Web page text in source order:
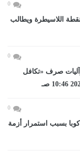
0
اللاسيطرة ويطالب
0
موعد وآليات صرف «تكافل
0
بسبب استمرار أزمة